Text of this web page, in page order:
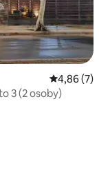
Průměrné
4,86 (7)
3 (2 osoby)